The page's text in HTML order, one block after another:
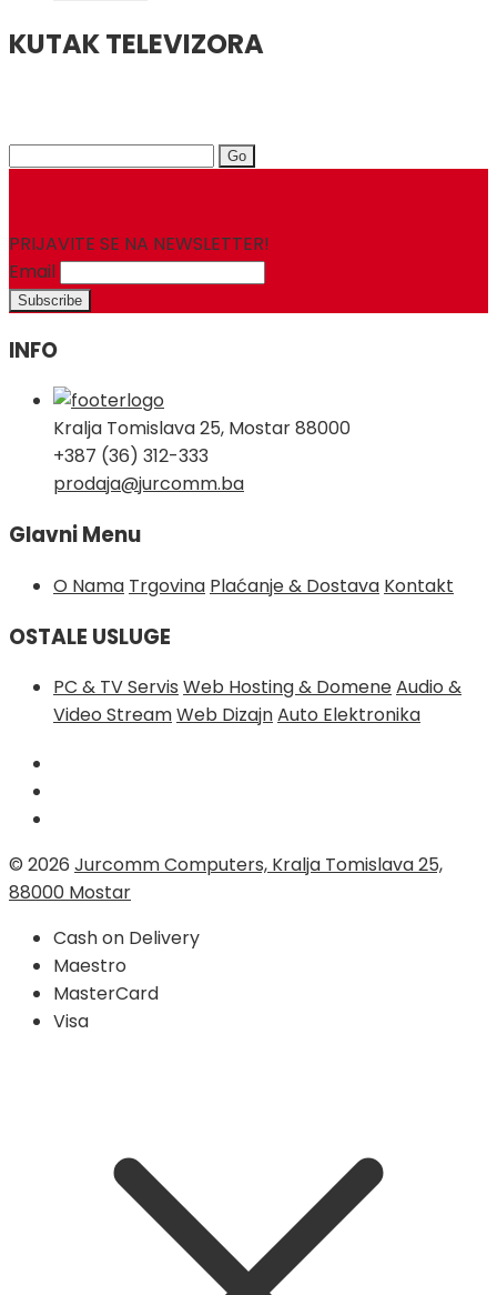
KUTAK TELEVIZORA
Search
PRIJAVITE SE NA NEWSLETTER!
Email
INFO
Kralja Tomislava 25, Mostar 88000
+387 (36) 312-333
prodaja@jurcomm.ba
Glavni Menu
O Nama Trgovina Plaćanje & Dostava Kontakt
OSTALE USLUGE
PC & TV Servis Web Hosting & DomeneAudio &
Video StreamWeb DizajnAuto Elektronika
© 2026 Jurcomm Computers, Kralja Tomislava 25,
88000 Mostar
Cash on Delivery
Maestro
MasterCard
Visa